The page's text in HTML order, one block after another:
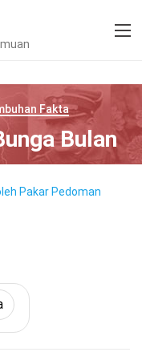
Fakta
Bulan
Pakar Pedoman